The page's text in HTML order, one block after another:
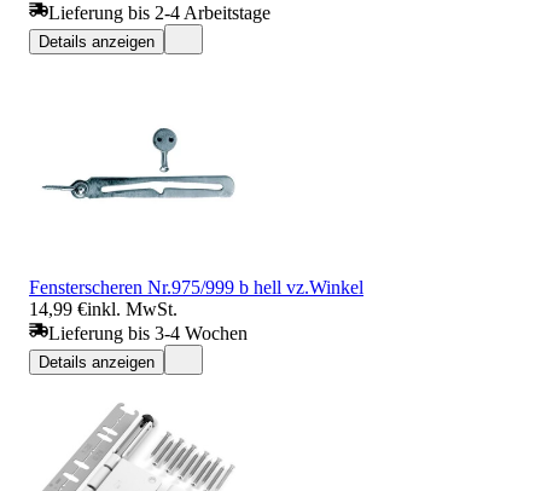
Lieferung bis 2-4 Arbeitstage
Details anzeigen
Fensterscheren Nr.975/999 b hell vz.Winkel
14,99 €inkl. MwSt.
Lieferung bis 3-4 Wochen
Details anzeigen